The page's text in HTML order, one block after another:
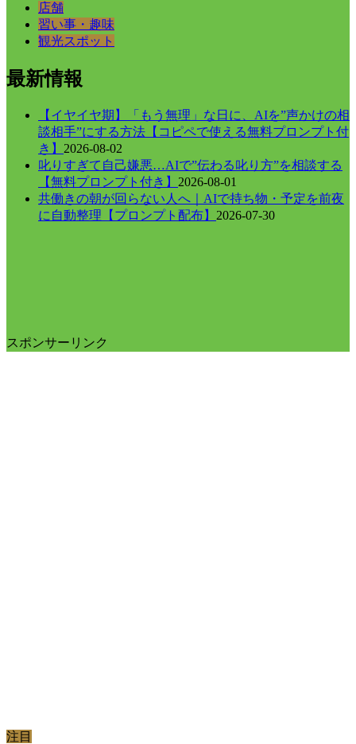
店舗
習い事・趣味
観光スポット
最新情報
【イヤイヤ期】「もう無理」な日に、AIを”声かけの相
談相手”にする方法【コピペで使える無料プロンプト付
き】 2026-08-02
叱りすぎて自己嫌悪…AIで”伝わる叱り方”を相談する
【無料プロンプト付き】 2026-08-01
共働きの朝が回らない人へ｜AIで持ち物・予定を前夜
に自動整理【プロンプト配布】 2026-07-30
スポンサーリンク
注目